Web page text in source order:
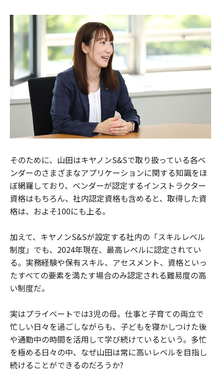
そのために、山田はキヤノンS&Sで取り扱っている各ベ
ンダーのさまざまなアプリケーションに関する知識をほ
ぼ網羅しており、ベンダーが認定するインストラクター
資格はもちろん、社内認定資格も含めると、取得した資
格は、およそ100にも上る。
加えて、キヤノンS&Sが設定する社内の「スキルレベル
制度」でも、2024年現在、最高レベルに認定されてい
る。実務経験や保有スキル、アセスメント、資格といっ
たすべての要素を満たす場合のみ認定される難易度の高
い制度だ。
実はプライベートでは3児の母。仕事と子育ての両立で
忙しい日々を過ごしながらも、子どもを寝かしつけた後
や通勤中の時間を活用して学び続けているという。多忙
を極める日々の中、なぜ山田は常に高いレベルを目指し
続けることができるのだろうか?